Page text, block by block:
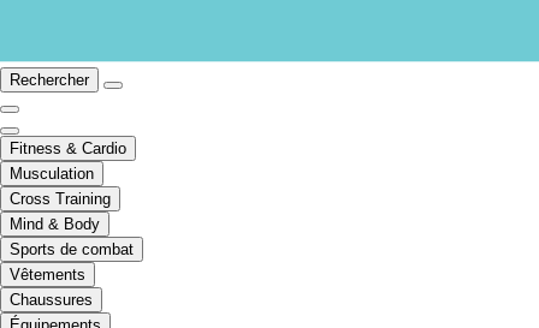
Rechercher
Fitness & Cardio
Musculation
Cross Training
Mind & Body
Sports de combat
Vêtements
Chaussures